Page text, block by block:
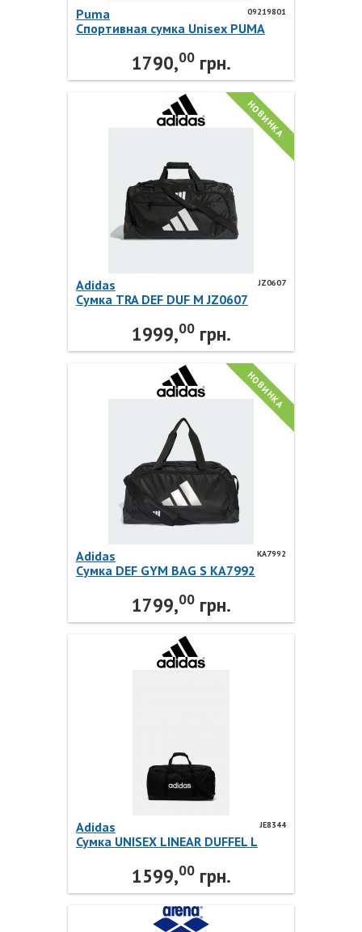
09219801
Puma
Спортивная сумка Unisex PUMA
09219801 Puma
1790,00грн.
НОВИНКА
JZ0607
Adidas
Cумка TRA DEF DUF M JZ0607
1999,00грн.
НОВИНКА
KA7992
Adidas
Cумка DEF GYM BAG S KA7992
1799,00грн.
JE8344
Adidas
Сумка UNISEX LINEAR DUFFEL L
1599,00грн.